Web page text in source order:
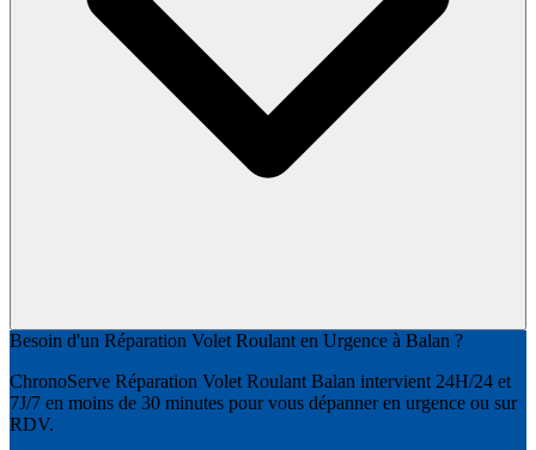
Besoin d'un Réparation Volet Roulant en Urgence à Balan ?
ChronoServe Réparation Volet Roulant Balan intervient 24H/24 et
7J/7 en moins de 30 minutes pour vous dépanner en urgence ou sur
RDV.